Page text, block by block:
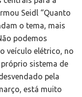
Seidl “Quanto
o tema, mais
podemos
veículo elétrico, no
sistema de
pela
está muito